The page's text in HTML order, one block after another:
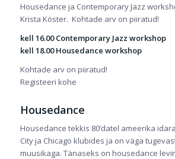
Housedance ja Contemporary Jazz
Krista Köster. Kohtade arv on piiratud!
kell 16.00Contemporary Jazz workshop
kell 18.00Housedance workshop
Kohtade arv on piiratud!
Registeeri kohe
Housedance
Housedance tekkis 80’datel ameerika
City ja Chicago klubides ja on väga
muusikaga. Tänaseks on housedance